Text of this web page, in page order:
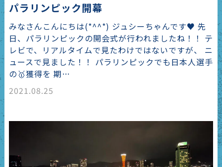
パラリンピック開幕
みなさんこんにちは(*^^*) ジュシーちゃんです♥ 先
日、パラリンピックの開会式が行われましたね！！ テ
レビで、リアルタイムで見たわけではないですが、 ニ
ュースで見ました！！ パラリンピックでも日本人選手
の🥇獲得を 期…
2021.08.25